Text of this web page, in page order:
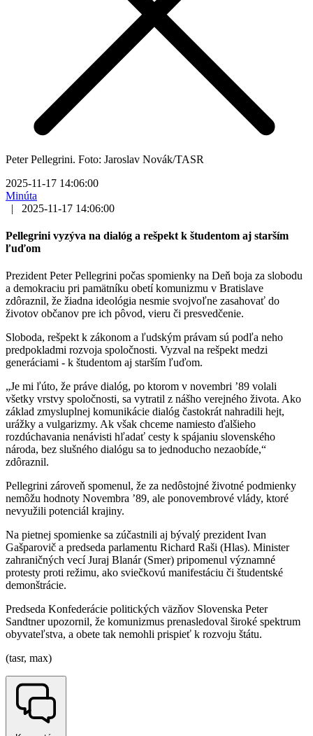
Peter Pellegrini. Foto: Jaroslav Novák/TASR
2025-11-17 14:06:00
Minúta
|
2025-11-17 14:06:00
Pellegrini vyzýva na dialóg a rešpekt k študentom aj starším
ľuďom
Prezident Peter Pellegrini počas spomienky na Deň boja za slobodu
a demokraciu pri pamätníku obetí komunizmu v Bratislave
zdôraznil, že žiadna ideológia nesmie svojvoľne zasahovať do
životov občanov pre ich pôvod, vieru či presvedčenie.
Sloboda, rešpekt k zákonom a ľudským právam sú podľa neho
predpokladmi rozvoja spoločnosti. Vyzval na rešpekt medzi
generáciami - k študentom aj starším ľuďom.
„Je mi ľúto, že práve dialóg, po ktorom v novembri ’89 volali
všetky vrstvy spoločnosti, sa vytratil z nášho verejného života. Ako
základ zmysluplnej komunikácie dialóg častokrát nahradili hejt,
urážky a vulgarizmy. Ak však chceme namiesto ďalšieho
rozdúchavania nenávisti hľadať cesty k spájaniu slovenského
národa, bez slušného dialógu sa to jednoducho nezaobíde,“
zdôraznil.
Pellegrini zároveň spomenul, že za nedôstojné životné podmienky
nemôžu hodnoty Novembra ’89, ale ponovembrové vlády, ktoré
nevyužili potenciál krajiny.
Na pietnej spomienke sa zúčastnili aj bývalý prezident Ivan
Gašparovič a predseda parlamentu Richard Raši (Hlas). Minister
zahraničných vecí Juraj Blanár (Smer) pripomenul významné
protesty proti režimu, ako sviečkovú manifestáciu či študentské
demonštrácie.
Predseda Konfederácie politických väzňov Slovenska Peter
Sandtner upozornil, že komunizmus prenasledoval široké spektrum
obyvateľstva, a obete tak nemohli prispieť k rozvoju štátu.
(tasr, max)